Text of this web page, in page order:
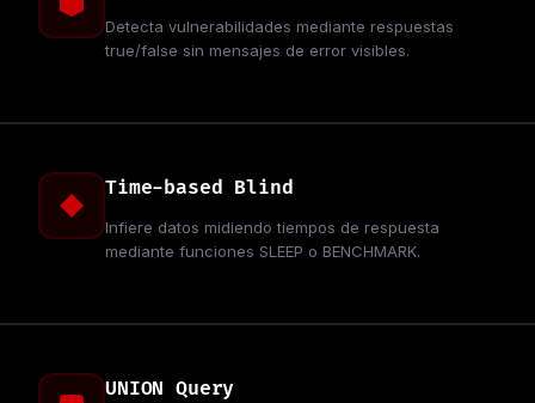
Detecta vulnerabilidades mediante respuestas
true/false sin mensajes de error visibles.
Time-based Blind
Infiere datos midiendo tiempos de respuesta
mediante funciones SLEEP o BENCHMARK.
UNION Query